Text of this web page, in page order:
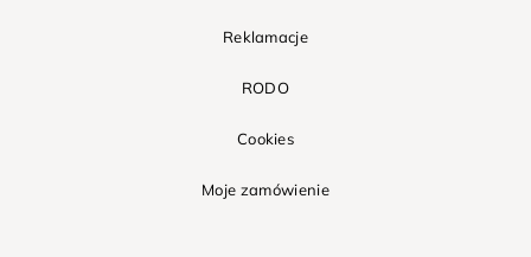
Reklamacje
RODO
Cookies
Moje zamówienie